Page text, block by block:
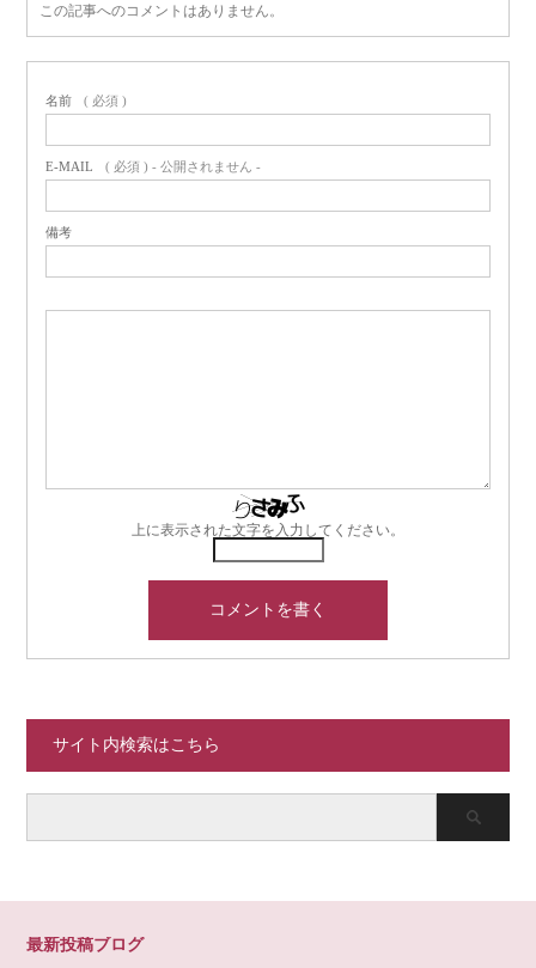
この記事へのコメントはありません。
名前 ( 必須 )
E-MAIL ( 必須 ) - 公開されません -
備考
上に表示された文字を入力してください。
サイト内検索はこちら
最新投稿ブログ